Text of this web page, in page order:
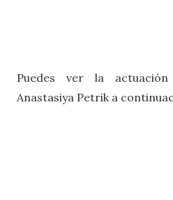
Puedes ver la
Anastasiya Petrik a